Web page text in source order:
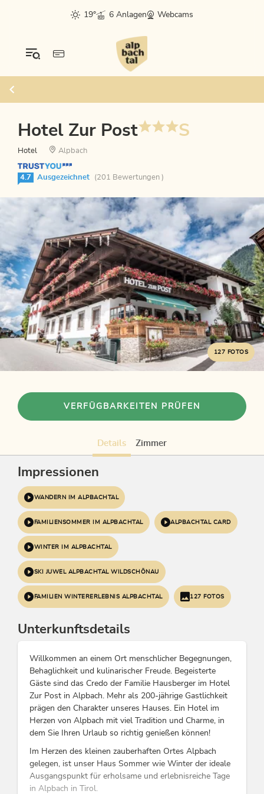
19° 6 Anlagen Webcams
Hotel Zur Post S
Hotel Alpbach
4.7 Ausgezeichnet (201 Bewertungen )
127 FOTOS
VERFÜGBARKEITEN PRÜFEN
Details Zimmer
Impressionen
WANDERN IM ALPBACHTAL
FAMILIENSOMMER IM ALPBACHTAL ALPBACHTAL CARD
WINTER IM ALPBACHTAL
SKI JUWEL ALPBACHTAL WILDSCHÖNAU
FAMILIEN WINTERERLEBNIS ALPBACHTAL 127 FOTOS
Unterkunftsdetails
Willkommen an einem Ort menschlicher Begegnungen,
Behaglichkeit und kulinarischer Freude. Begeisterte
Gäste sind das Credo der Familie Hausberger im Hotel
Zur Post in Alpbach. Mehr als 200-jährige Gastlichkeit
prägen den Charakter unseres Hauses. Ein Hotel im
Herzen von Alpbach mit viel Tradition und Charme, in
dem Sie Ihren Urlaub so richtig genießen können!
Im Herzen des kleinen zauberhaften Ortes Alpbach
gelegen, ist unser Haus Sommer wie Winter der ideale
Ausgangspunkt für erholsame und erlebnisreiche Tage
in Alpbach in Tirol.